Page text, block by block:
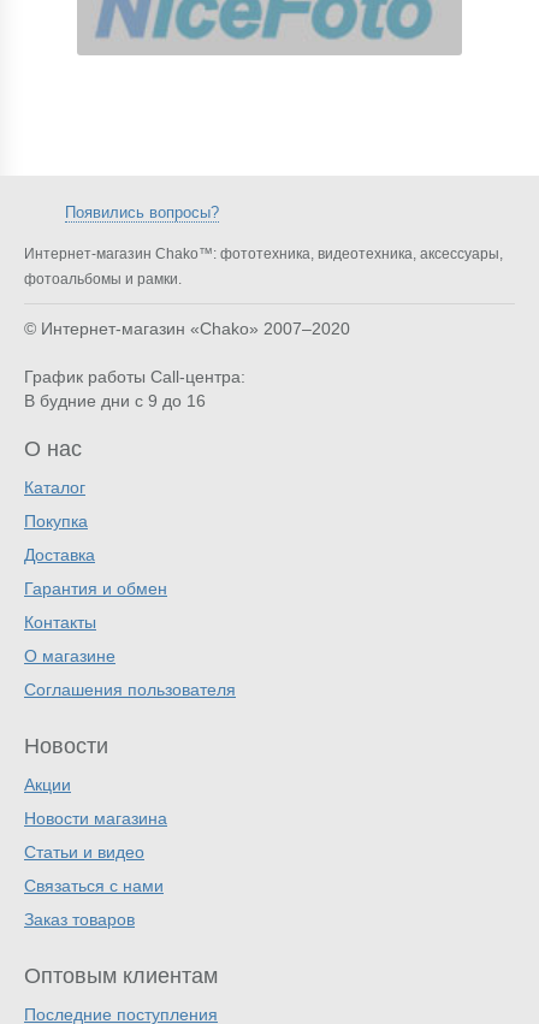
Появились вопросы?
Интернет-магазин Chako™: фототехника, видеотехника, аксессуары,
фотоальбомы и рамки.
© Интернет-магазин «Chako» 2007–2020
График работы Call-центра:
В будние дни с 9 до 16
О нас
Каталог
Покупка
Доставка
Гарантия и обмен
Контакты
О магазине
Соглашения пользователя
Новости
Акции
Новости магазина
Статьи и видео
Связаться с нами
Заказ товаров
Оптовым клиентам
Последние поступления